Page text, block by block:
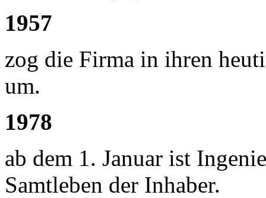
1957
zog die Firma in ihren
um.
1978
ab dem 1. Januar ist
Samtleben der Inhaber.